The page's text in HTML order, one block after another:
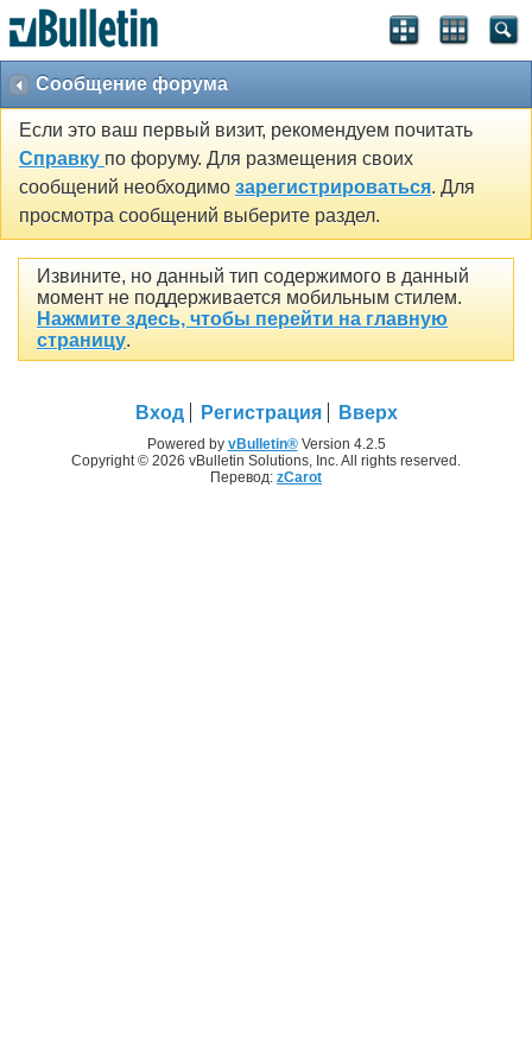
Сообщение форума
Если это ваш первый визит, рекомендуем почитать
Справку по форуму. Для размещения своих
сообщений необходимо зарегистрироваться. Для
просмотра сообщений выберите раздел.
Извините, но данный тип содержимого в данный
момент не поддерживается мобильным стилем.
Нажмите здесь, чтобы перейти на главную
страницу.
Вход Регистрация Вверх
Powered by vBulletin®Version 4.2.5
Copyright © 2026 vBulletin Solutions, Inc. All rights reserved.
Перевод: zCarot